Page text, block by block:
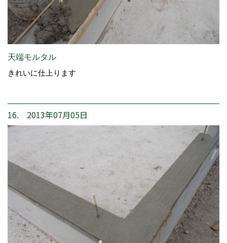
天端モルタル
きれいに仕上ります
16. 2013年07月05日